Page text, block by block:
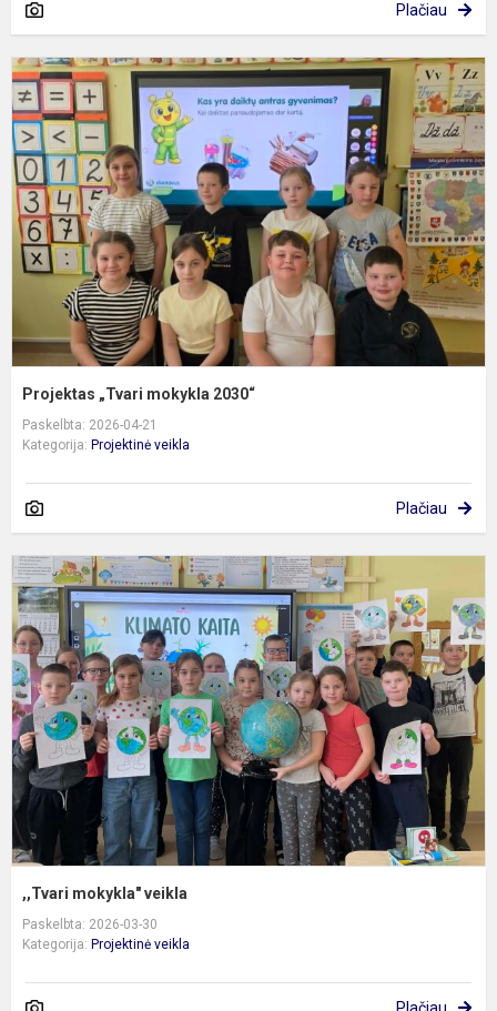
Plačiau
Projektas „Tvari mokykla 2030“
Paskelbta: 2026-04-21
Kategorija: Projektinė veikla
Plačiau
,,Tvari mokykla" veikla
Paskelbta: 2026-03-30
Kategorija: Projektinė veikla
Plačiau